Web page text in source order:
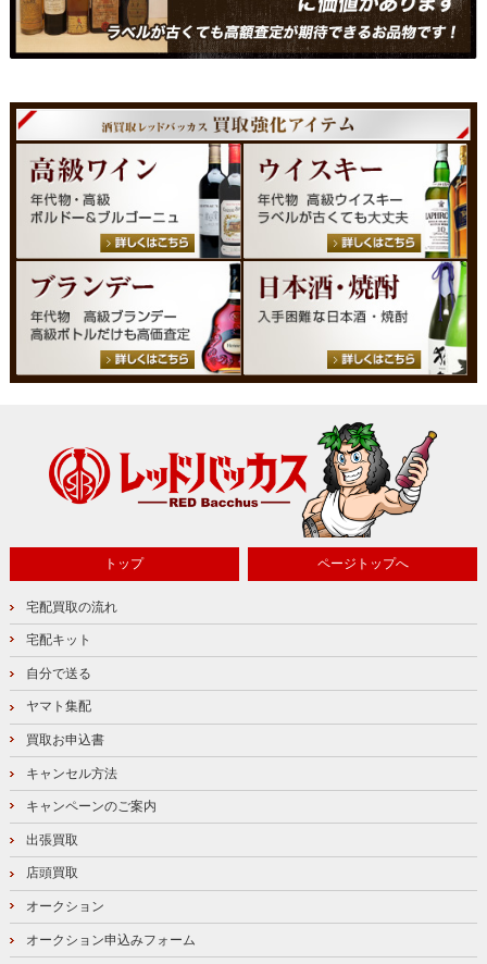
トップ ページトップへ
宅配買取の流れ
宅配キット
自分で送る
ヤマト集配
買取お申込書
キャンセル方法
キャンペーンのご案内
出張買取
店頭買取
オークション
オークション申込みフォーム